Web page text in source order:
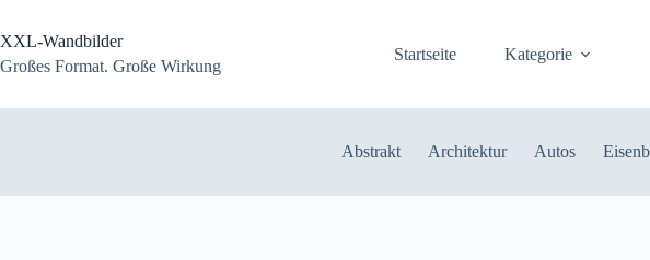
springen
XXL-Wandbilder
Großes Format. Große Wirkung
Startseite Kategorie
Abstrakt Architektur Autos